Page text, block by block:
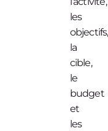
les
objectifs,
la
cible,
le
budget
et
les